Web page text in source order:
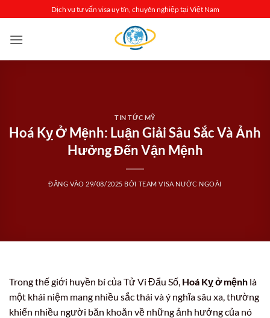
qua
nội
Dịch vụ tư vấn visa uy tín, chuyên nghiệp tại Việt Nam
TIN TỨC MỸ
Hoá Kỵ Ở Mệnh: Luận Giải Sâu Sắc Và Ảnh
Hưởng Đến Vận Mệnh
ĐĂNG VÀO 29/08/2025 BỞI TEAM VISA NƯỚC NGOÀI
Trong thế giới huyền bí của Tử Vi Đẩu Số, Hoá Kỵ ở mệnh là
một khái niệm mang nhiều sắc thái và ý nghĩa sâu xa, thường
khiến nhiều người băn khoăn về những ảnh hưởng của nó